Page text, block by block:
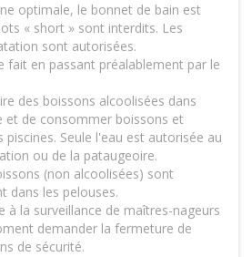
optimale, le bonnet de bain est
« short » sont interdits. Les
sont autorisées.
fait en passant préalablement par le
des boissons alcoolisées dans
et de consommer boissons et
Seule l'eau est autorisée au
ou de la pataugeoire.
(non alcoolisées) sont
dans les pelouses.
à la surveillance de maîtres-nageurs
demander la fermeture de
de sécurité.